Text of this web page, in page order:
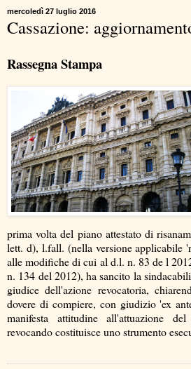
mercoledì 27 luglio 2016
Cassazione:
Rassegna Stampa
prima volta del piano attestato di
lett. d), l.fall. (nella versione applicabile
alle modifiche di cui al d.l. n. 83 de l
n. 134 del 2012), ha sancito la
giudice dell'azione revocatoria,
dovere di compiere, con giudizio 'ex
manifesta attitudine all'attuazione
revocando costituisce uno strumento